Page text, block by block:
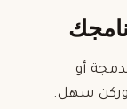
أو
وركن سهل.